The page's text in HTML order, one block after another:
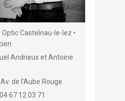
Optic Castelnau-le-lez •
Andrieux et Antoine
de l’Aube Rouge
67 12 03 71